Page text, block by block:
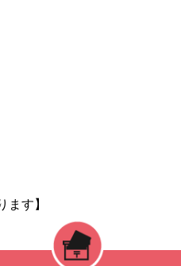
ます】